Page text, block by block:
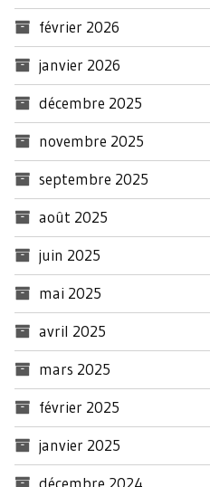
février 2026
janvier 2026
décembre 2025
novembre 2025
septembre 2025
août 2025
juin 2025
mai 2025
avril 2025
mars 2025
février 2025
janvier 2025
décembre 2024